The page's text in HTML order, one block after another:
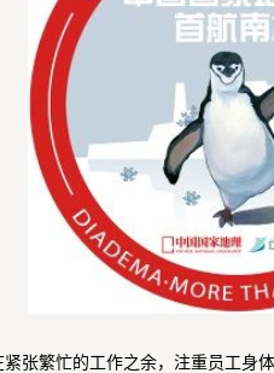
张繁忙的工作之余，注重员工身